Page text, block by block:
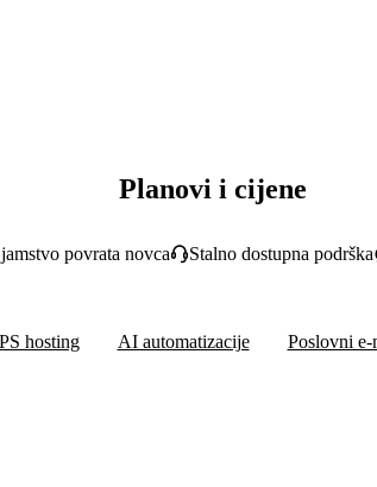
Planovi i cijene
povrata novca Stalno dostupna podrška
hosting AI automatizacije Poslovni e-